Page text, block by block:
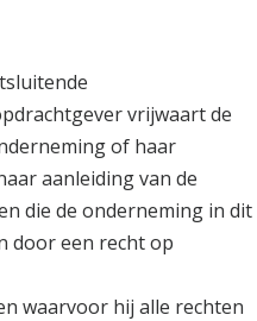
vrijwaart de
of haar
aanleiding van de
die de onderneming in dit
door een recht op
waarvoor hij alle rechten